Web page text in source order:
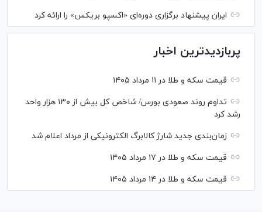
ایران پیشنهاد برگزاری دوره‌ای «اکسپو بریکس» را ارائه کرد
پربازدیدترین اخبار
قیمت سکه و طلا در ۱۱ مرداد ۱۴۰۵
تداوم روند صعودی بورس/ شاخص کل بیش از ۱۳۰ هزار واحد
رشد کرد
زمان‌بندی جدید شارژ کالابرگ الکترونیکی از مرداد اعلام شد
قیمت سکه و طلا در ۱۷ مرداد ۱۴۰۵
قیمت سکه و طلا در ۱۴ مرداد ۱۴۰۵